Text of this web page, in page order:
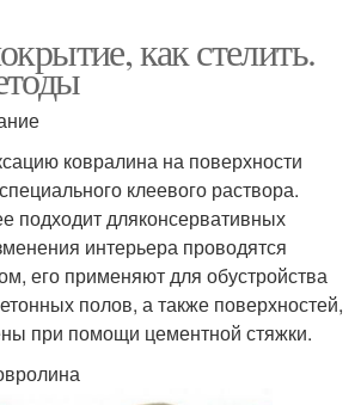
как стелить.
ковралина на поверхности
клеевого раствора.
подходит дляконсервативных
интерьера проводятся
его применяют для обустройства
полов, а также поверхностей,
при помощи цементной стяжки.